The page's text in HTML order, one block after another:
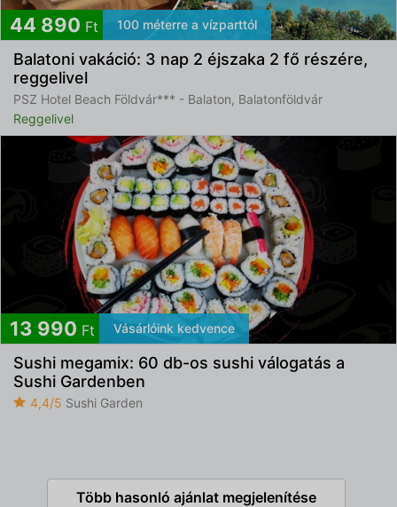
44 890 Ft 100 méterre a vízparttól
Balatoni vakáció: 3 nap 2 éjszaka 2 fő részére,
reggelivel
PSZ Hotel Beach Földvár*** - Balaton, Balatonföldvár
Reggelivel
13 990 Ft Vásárlóink kedvence
Sushi megamix: 60 db-os sushi válogatás a
Sushi Gardenben
4,4/5 Sushi Garden
Több hasonló ajánlat megjelenítése